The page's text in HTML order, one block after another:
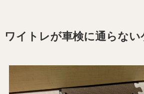
ワイトレが車検に通らない